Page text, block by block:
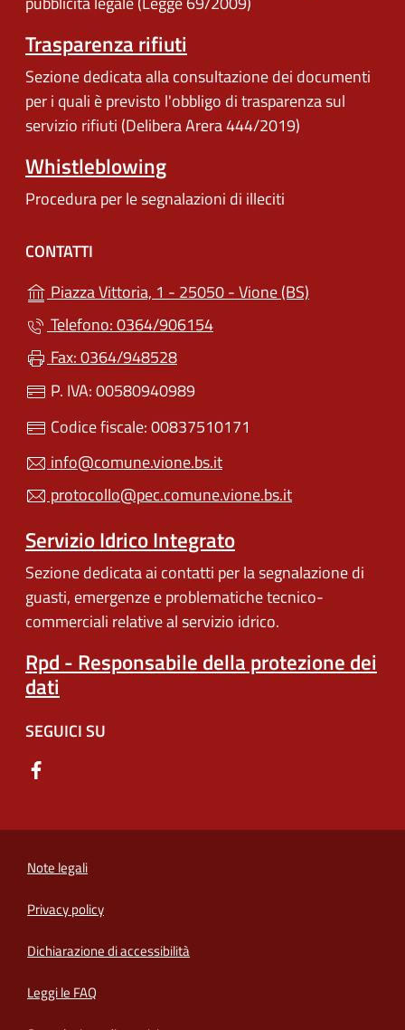
Trasparenza rifiuti
Sezione dedicata alla consultazione dei documenti
per i quali è previsto l'obbligo di trasparenza sul
servizio rifiuti (Delibera Arera 444/2019)
Whistleblowing
Procedura per le segnalazioni di illeciti
CONTATTI
Piazza Vittoria, 1 - 25050 - Vione (BS)
Telefono: 0364/906154
Fax: 0364/948528
P. IVA: 00580940989
Codice fiscale: 00837510171
info@comune.vione.bs.it
protocollo@pec.comune.vione.bs.it
Servizio Idrico Integrato
Sezione dedicata ai contatti per la segnalazione di
guasti, emergenze e problematiche tecnico-
commerciali relative al servizio idrico.
Rpd - Responsabile della protezione dei
dati
SEGUICI SU
Note legali
Privacy policy
Dichiarazione di accessibilità
Leggi le FAQ